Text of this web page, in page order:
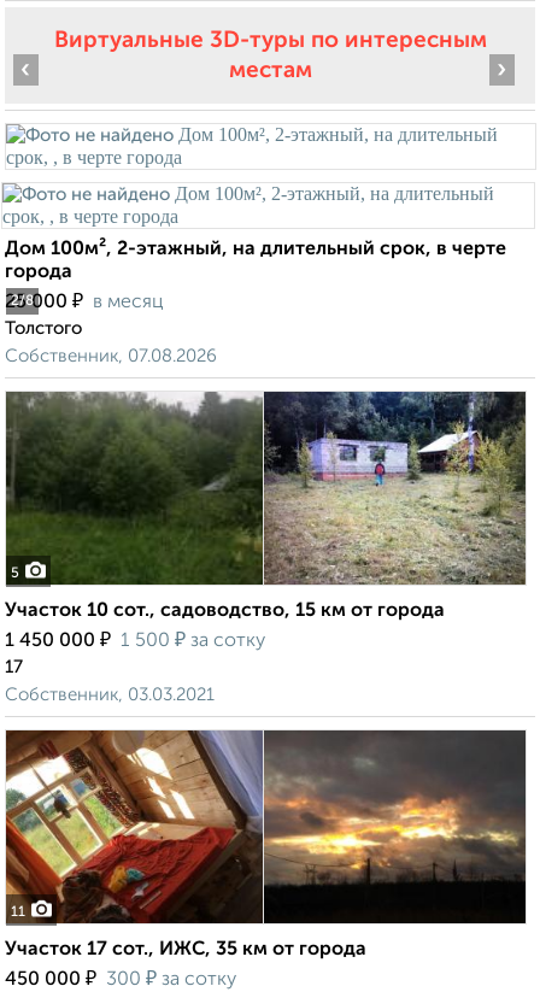
Виртуальные 3D-туры по интересным
местам
2/8
‹ ›
Дом 100м², 2-этажный, на длительный срок, в черте
города
25 000 ₽ в месяц
Толстого
Собственник, 07.08.2026
5
Участок 10 сот., садоводство, 15 км от города
1 450 000 ₽ 1 500 ₽ за сотку
17
Собственник, 03.03.2021
11
Участок 17 сот., ИЖС, 35 км от города
450 000 ₽ 300 ₽ за сотку